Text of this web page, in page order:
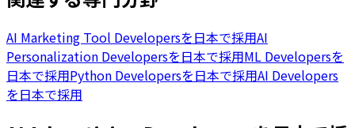
AI Marketing Tool Developersを日本で採用AI
Personalization Developersを日本で採用ML Developersを
日本で採用Python Developersを日本で採用AI Developers
を日本で採用